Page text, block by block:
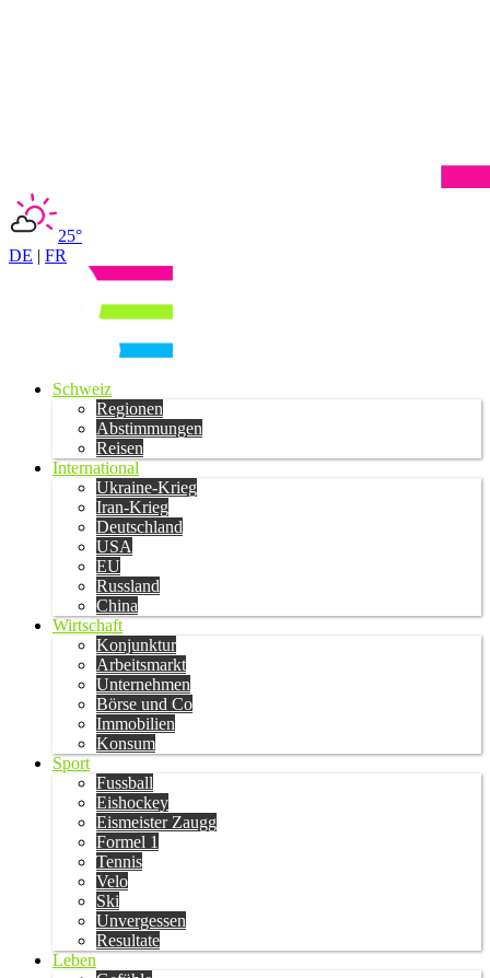
25°
DE | FR
Schweiz
Regionen
Abstimmungen
Reisen
International
Ukraine-Krieg
Iran-Krieg
Deutschland
USA
EU
Russland
China
Wirtschaft
Konjunktur
Arbeitsmarkt
Unternehmen
Börse und Co
Immobilien
Konsum
Sport
Fussball
Eishockey
Eismeister Zaugg
Formel 1
Tennis
Velo
Ski
Unvergessen
Resultate
Leben